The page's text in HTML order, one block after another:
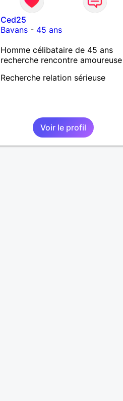
Ced25
Bavans - 45 ans
Homme célibataire de 45 ans
recherche rencontre amoureuse
Recherche relation sérieuse
Voir le profil